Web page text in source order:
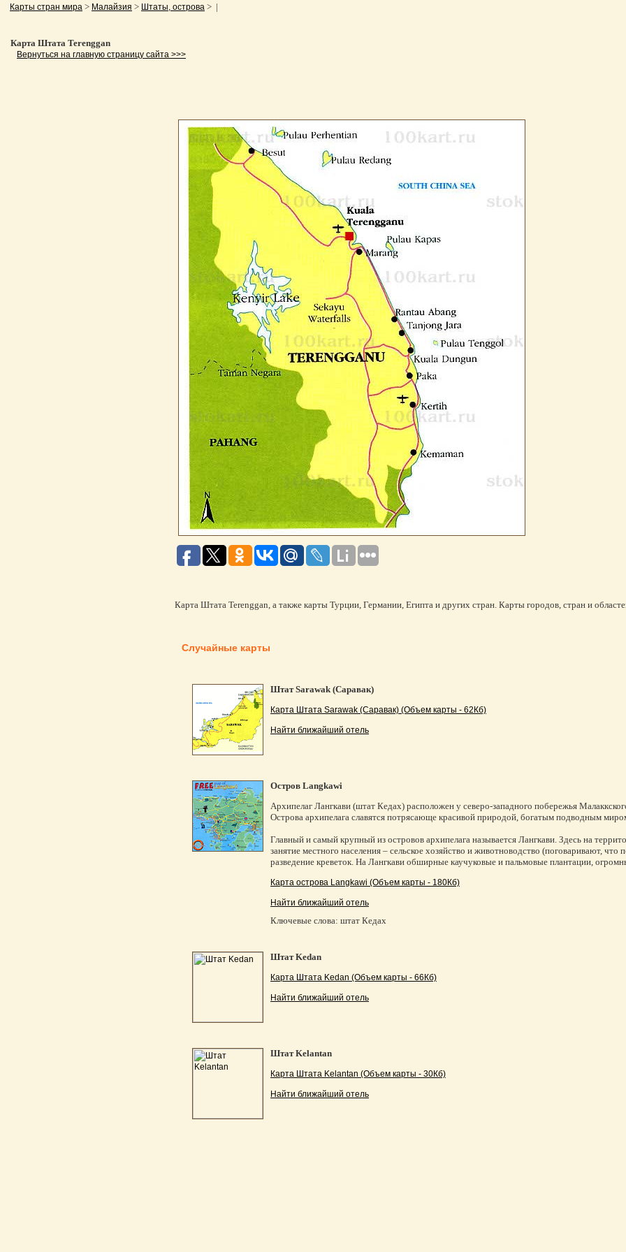
Карты стран мира > Малайзия > Штаты, острова > |
Карта Штата Terenggan
Вернуться на главную страницу сайта >>>
Карта Штата Terenggan, а также карты Турции, Германии, Египта и других стран. Карты городов, стран и
Случайные карты
Штат Sarawak (Саравак)
Карта Штата Sarawak (Саравак) (Объем карты - 62Кб)
Найти ближайший отель
Остров Langkawi
Архипелаг Лангкави (штат Кедах) расположен у северо-западного побережья
Острова архипелага славятся потрясающе красивой природой, богатым подводным
Главный и самый крупный из островов архипелага называется Лангкави. Здесь на
занятие местного населения – сельское хозяйство и животноводство (поговаривают,
разведение креветок. На Лангкави обширные каучуковые и пальмовые плантации,
Карта острова Langkawi (Объем карты - 180Кб)
Найти ближайший отель
Ключевые слова: штат Кедах
Штат Kedan
Карта Штата Kedan (Объем карты - 66Кб)
Найти ближайший отель
Штат Kelantan
Карта Штата Kelantan (Объем карты - 30Кб)
Найти ближайший отель